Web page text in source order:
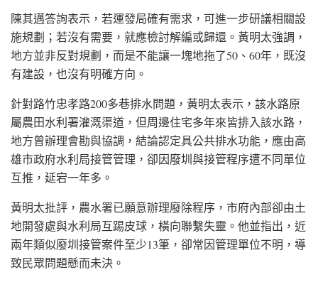
陳其邁答詢表示，若運發局確有需求，可進一步研議相關設
施規劃；若沒有需要，就應檢討解編或歸還。黃明太強調，
地方並非反對規劃，而是不能讓一塊地拖了50、60年，既沒
有建設，也沒有明確方向。
針對路竹忠孝路200多巷排水問題，黃明太表示，該水路原
屬農田水利署灌溉渠道，但周邊住宅多年來皆排入該水路，
地方曾辦理會勘與協調，結論認定具公共排水功能，應由高
雄市政府水利局接管管理，卻因廢圳與接管程序遭不同單位
互推，延宕一年多。
黃明太批評，農水署已願意辦理廢除程序，市府內部卻由土
地開發處與水利局互踢皮球，橫向聯繫失靈。他並指出，近
兩年類似廢圳接管案件至少13筆，卻常因管理單位不明，導
致民眾問題懸而未決。